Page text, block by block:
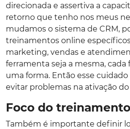
direcionada e assertiva a
retorno que tenho nos meus
mudamos o sistema de CRM,
treinamentos online
marketing, vendas e
ferramenta seja a mesma,
uma forma. Então esse cuidado
evitar problemas na ativação
Foco do treinamento
Também é importante definir